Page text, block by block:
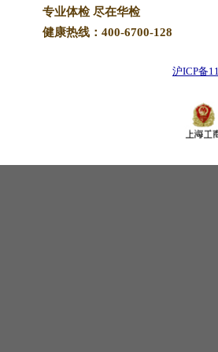
专业体检 尽在华检
健康热线：400-6700-128
沪ICP备